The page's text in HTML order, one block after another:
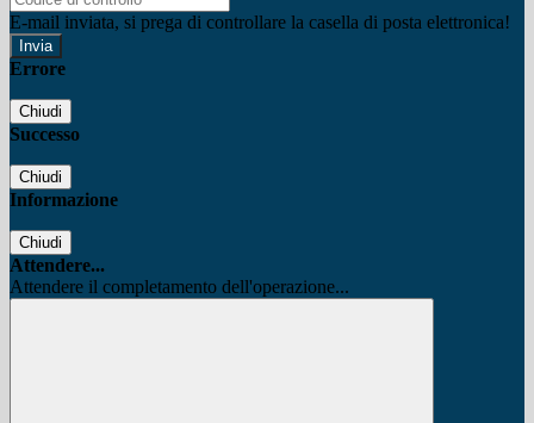
E-mail inviata, si prega di controllare la casella di posta elettronica!
Errore
Chiudi
Successo
Chiudi
Informazione
Chiudi
Attendere...
Attendere il completamento dell'operazione...